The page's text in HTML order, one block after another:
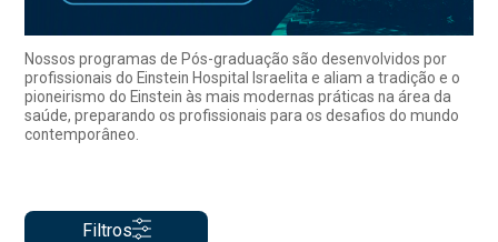
Nossos programas de Pós-graduação são desenvolvidos por
profissionais do Einstein Hospital Israelita e aliam a tradição e o
pioneirismo do Einstein às mais modernas práticas na área da
saúde, preparando os profissionais para os desafios do mundo
contemporâneo.
Filtros